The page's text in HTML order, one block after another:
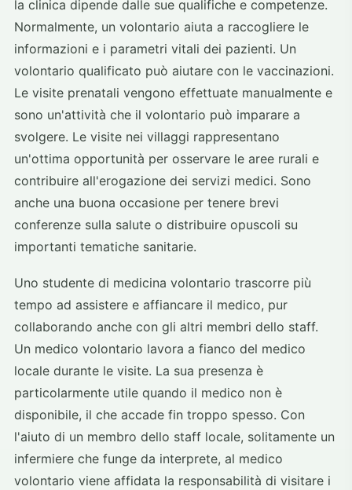
la clinica dipende dalle sue qualifiche e competenze.
Normalmente, un volontario aiuta a raccogliere le
informazioni e i parametri vitali dei pazienti. Un
volontario qualificato può aiutare con le vaccinazioni.
Le visite prenatali vengono effettuate manualmente e
sono un'attività che il volontario può imparare a
svolgere. Le visite nei villaggi rappresentano
un'ottima opportunità per osservare le aree rurali e
contribuire all'erogazione dei servizi medici. Sono
anche una buona occasione per tenere brevi
conferenze sulla salute o distribuire opuscoli su
importanti tematiche sanitarie.
Uno studente di medicina volontario trascorre più
tempo ad assistere e affiancare il medico, pur
collaborando anche con gli altri membri dello staff.
Un medico volontario lavora a fianco del medico
locale durante le visite. La sua presenza è
particolarmente utile quando il medico non è
disponibile, il che accade fin troppo spesso. Con
l'aiuto di un membro dello staff locale, solitamente un
infermiere che funge da interprete, al medico
volontario viene affidata la responsabilità di visitare i